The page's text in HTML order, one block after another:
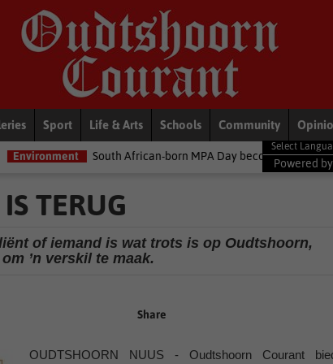
Sport Life & Arts Schools Community
South African-born MPA Day becomes global ocean conservation
Powered by
TERUG
of iemand is wat trots is op Oudtshoorn,
’n verskil te maak.
Share
OUDTSHOORN NUUS - Oudtshoorn Courant